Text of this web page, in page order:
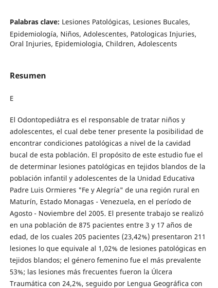
Palabras clave: Lesiones Patológicas, Lesiones Bucales,
Epidemiología, Niños, Adolescentes, Patologicas Injuries,
Oral Injuries, Epidemiologia, Children, Adolescents
Resumen
E
El Odontopediátra es el responsable de tratar niños y
adolescentes, el cual debe tener presente la posibilidad de
encontrar condiciones patológicas a nivel de la cavidad
bucal de esta población. El propósito de este estudio fue el
de determinar lesiones patológicas en tejidos blandos de la
población infantil y adolescentes de la Unidad Educativa
Padre Luis Ormieres "Fe y Alegría" de una región rural en
Maturín, Estado Monagas - Venezuela, en el período de
Agosto - Noviembre del 2005. El presente trabajo se realizó
en una población de 875 pacientes entre 3 y 17 años de
edad, de los cuales 205 pacientes (23,42%) presentaron 211
lesiones lo que equivale al 1,02% de lesiones patológicas en
tejidos blandos; el género femenino fue el más prevalente
53%; las lesiones más frecuentes fueron la Úlcera
Traumática con 24,2%, seguido por Lengua Geográfica con